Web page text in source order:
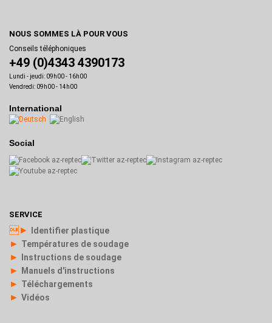
NOUS SOMMES LÀ POUR VOUS
Conseils téléphoniques
+49 (0)4343 4390173
Lundi - jeudi: 09h00 - 16h00
Vendredi: 09h00 - 14h00
International
Social
SERVICE
► Identifier plastique
► Températures de soudage
► Instructions de soudage
► Manuels d'instructions
► Téléchargements
► Vidéos